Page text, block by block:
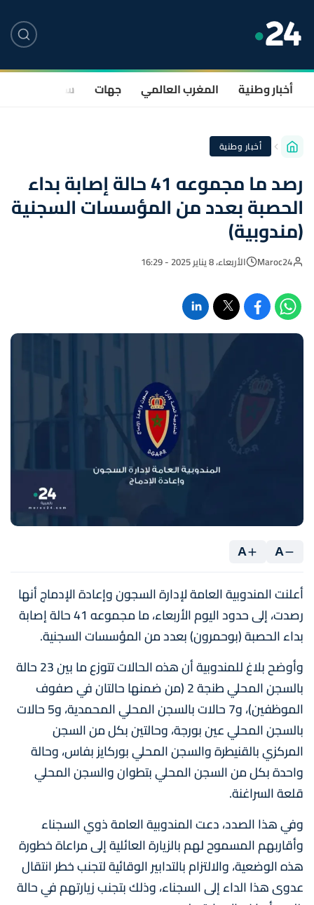
أخبار وطنية المغرب العالمي جهات سياسة
أخبار وطنية
رصد ما مجموعه 41 حالة إصابة بداء
الحصبة بعدد من المؤسسات السجنية
(مندوبية)
Maroc24 الأربعاء، 8 يناير 2025 - 16:29
A
A
أعلنت المندوبية العامة لإدارة السجون وإعادة الإدماج أنها
رصدت، إلى حدود اليوم الأربعاء، ما مجموعه 41 حالة إصابة
بداء الحصبة (بوحمرون) بعدد من المؤسسات السجنية.
وأوضح بلاغ للمندوبية أن هذه الحالات تتوزع ما بين 23 حالة
بالسجن المحلي طنجة 2 (من ضمنها حالتان في صفوف
الموظفين)، و7 حالات بالسجن المحلي المحمدية، و5 حالات
بالسجن المحلي عين بورجة، وحالتين بكل من السجن
المركزي بالقنيطرة والسجن المحلي بوركايز بفاس، وحالة
واحدة بكل من السجن المحلي بتطوان والسجن المحلي
قلعة السراغنة.
وفي هذا الصدد، دعت المندوبية العامة ذوي السجناء
وأقاربهم المسموح لهم بالزيارة العائلية إلى مراعاة خطورة
هذه الوضعية، والالتزام بالتدابير الوقائية لتجنب خطر انتقال
عدوى هذا الداء إلى السجناء، وذلك بتجنب زيارتهم في حالة